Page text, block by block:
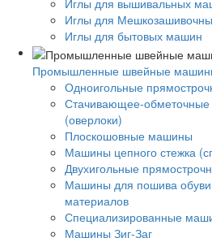
Иглы для вышивальных
Иглы для
Иглы для бытовых машин
Промышленные швейные
Одноигольные
Стачивающее-
(оверлоки)
Плоскошовные машины
Машины цепного стежка
Двухигольные
Машины для пошива
материалов
Специализированные
Машины Зиг-Заг